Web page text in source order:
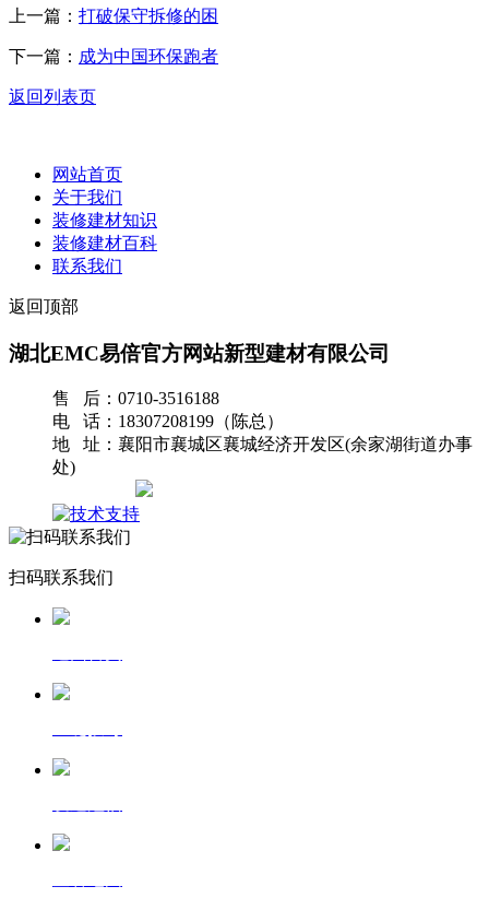
上一篇： 打破保守拆修的困
下一篇： 成为中国环保跑者
返回列表页
网站首页
关于我们
装修建材知识
装修建材百科
联系我们
返回顶部
湖北EMC易倍官方网站新型建材有限公司
售 后：0710-3516188
电 话：18307208199（陈总）
地 址：襄阳市襄城区襄城经济开发区(余家湖街道办事
处)
扫码联系我们